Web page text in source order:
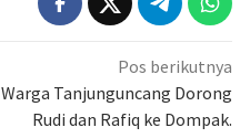
Pos berikutnya
Warga Tanjunguncang Dorong
Rudi dan Rafiq ke Dompak.